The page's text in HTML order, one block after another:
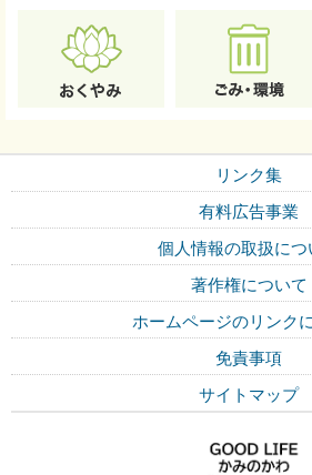
リンク集
有料広告事業
個人情報の取扱につ
著作権について
ホームページのリンク
免責事項
サイトマップ